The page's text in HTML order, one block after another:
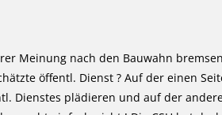
Meinung nach den Bauwahn
öffentl. Dienst ? Auf der einen
Dienstes plädieren und auf der